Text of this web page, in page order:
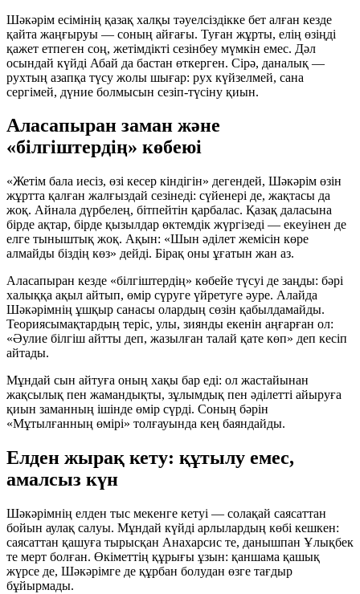
Шәкәрім есімінің қазақ халқы тәуелсіздікке бет алған кезде
қайта жаңғыруы — соның айғағы. Туған жұрты, елің өзіңді
қажет етпеген соң, жетімдікті сезінбеу мүмкін емес. Дәл
осындай күйді Абай да бастан өткерген. Сірә, даналық —
рухтың азапқа түсу жолы шығар: рух күйзелмей, сана
сергімей, дүние болмысын сезіп-түсіну қиын.
Аласапыран заман және
«білгіштердің» көбеюі
«Жетім бала иесіз, өзі кесер кіндігін» дегендей, Шәкәрім өзін
жұртта қалған жалғыздай сезінеді: сүйенері де, жақтасы да
жоқ. Айнала дүрбелең, бітпейтін қарбалас. Қазақ даласына
бірде ақтар, бірде қызылдар өктемдік жүргізеді — екеуінен де
елге тыныштық жоқ. Ақын: «Шын әділет жемісін көре
алмайды біздің көз» дейді. Бірақ оны ұғатын жан аз.
Аласапыран кезде «білгіштердің» көбейе түсуі де заңды: бәрі
халыққа ақыл айтып, өмір сүруге үйретуге әуре. Алайда
Шәкәрімнің ұшқыр санасы олардың сөзін қабылдамайды.
Теориясымақтардың теріс, улы, зиянды екенін аңғарған ол:
«Әулие білгіш айтты деп, жазылған талай қате көп» деп кесіп
айтады.
Мұндай сын айтуға оның хақы бар еді: ол жастайынан
жақсылық пен жамандықты, зұлымдық пен әділетті айыруға
қиын заманның ішінде өмір сүрді. Соның бәрін
«Мұтылғанның өмірі» толғауында кең баяндайды.
Елден жырақ кету: құтылу емес,
амалсыз күн
Шәкәрімнің елден тыс мекенге кетуі — солақай саясаттан
бойын аулақ салуы. Мұндай күйді арлылардың көбі кешкен:
саясаттан қашуға тырысқан Анахарсис те, данышпан Ұлықбек
те мерт болған. Өкіметтің құрығы ұзын: қаншама қашық
жүрсе де, Шәкәрімге де құрбан болудан өзге тағдыр
бұйырмады.